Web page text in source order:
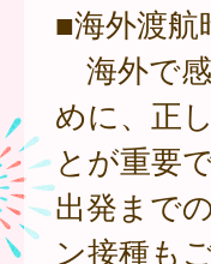
■海外渡
海外で
めに、正
とが重要で
出発まで
ン接種も